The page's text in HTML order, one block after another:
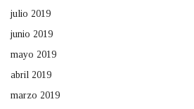
julio 2019
junio 2019
mayo 2019
abril 2019
marzo 2019